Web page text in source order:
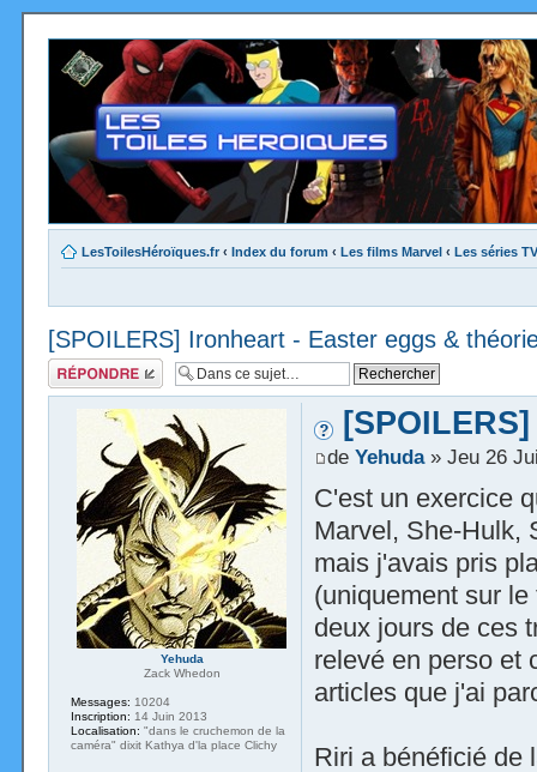
LesToilesHéroïques.fr ‹ Index du forum ‹ Les films Marvel ‹ Les séries
[SPOILERS] Ironheart - Easter eggs &
Répondre
de Yehuda» Jeu 26
C'est un exercice
Marvel, She-Hulk,
mais j'avais pris
(uniquement sur
deux jours de ces
relevé en perso et
articles que j'ai
Riri a bénéficié de
Yehuda
Zack Whedon
Messages: 10204
Inscription: 14 Juin 2013
Localisation: "dans le cruchemon de la
caméra" dixit Kathya d'la place Clichy